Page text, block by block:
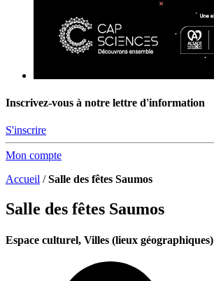
Inscrivez-vous à notre lettre d'information
S'inscrire
Mon compte
Accueil /Salle des fêtes Saumos
Salle des fêtes Saumos
Espace culturel, Villes (lieux géographiques)